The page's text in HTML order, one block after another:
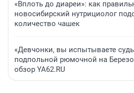
«Вплоть до диареи»: как
новосибирский нутрициолог
количество чашек
«Девчонки, вы испытываете
подпольной рюмочной на
обзор YA62.RU